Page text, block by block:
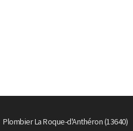
Plombier La Roque-d'Anthéron (13640)